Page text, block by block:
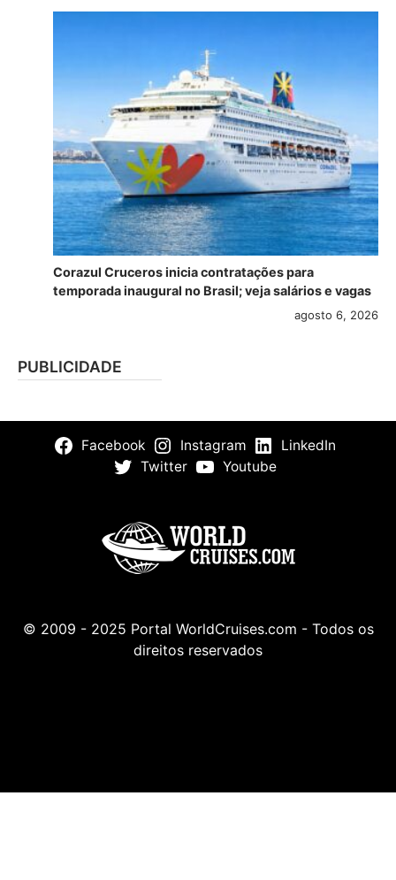
Corazul Cruceros inicia contratações para
temporada inaugural no Brasil; veja salários e vagas
agosto 6, 2026
PUBLICIDADE
Facebook Instagram
LinkedIn
Twitter
Youtube
© 2009 - 2025 Portal WorldCruises.com - Todos os
direitos reservados